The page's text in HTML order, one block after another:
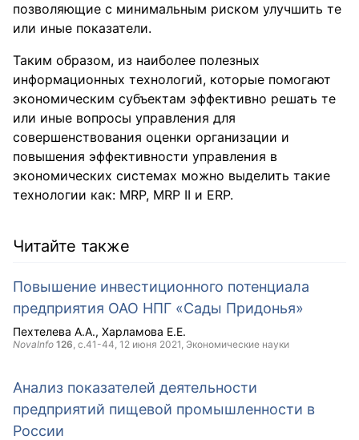
позволяющие с минимальным риском улучшить те
или иные показатели.
Таким образом, из наиболее полезных
информационных технологий, которые помогают
экономическим субъектам эффективно решать те
или иные вопросы управления для
совершенствования оценки организации и
повышения эффективности управления в
экономических системах можно выделить такие
технологии как: MRP, MRP II и ERP.
Читайте также
Повышение инвестиционного потенциала
предприятия ОАО НПГ «Сады Придонья»
Пехтелева А.А. Харламова Е.Е.
NovaInfo 126, с.41-44, 12 июня 2021, Экономические науки
Анализ показателей деятельности
предприятий пищевой промышленности в
России